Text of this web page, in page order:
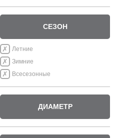
СЕЗОН
Летние
Зимние
Всесезонные
ДИАМЕТР